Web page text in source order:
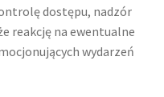
dostępu, nadzór
reakcję na ewentualne
wydarzeń